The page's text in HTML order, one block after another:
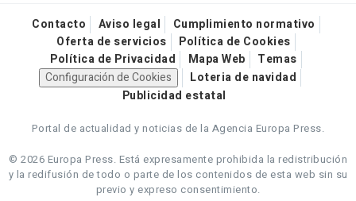
Contacto Aviso legal
Cumplimiento normativo
Oferta de servicios
Política de Cookies
Política de Privacidad
Mapa Web
Temas
Configuración de Cookies
Loteria de navidad
Publicidad estatal
Portal de actualidad y noticias de la Agencia Europa Press.
© 2026 Europa Press. Está expresamente prohibida la redistribución
y la redifusión de todo o parte de los contenidos de esta web sin su
previo y expreso consentimiento.